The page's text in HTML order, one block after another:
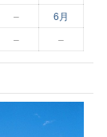
–
6月
– –